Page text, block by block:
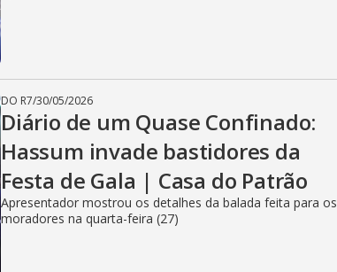
DO R7/30/05/2026
Diário de um Quase Confinado:
Hassum invade bastidores da
Festa de Gala | Casa do Patrão
Apresentador mostrou os detalhes da balada feita para os
moradores na quarta-feira (27)